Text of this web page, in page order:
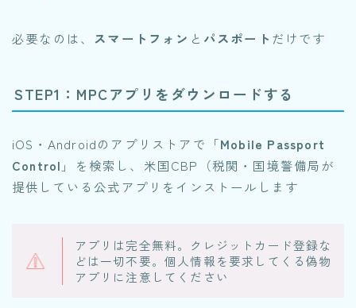
必要なのは、 スマートフォン と パスポート だけです
STEP1：MPCアプリをダウンロードする
iOS・Androidのアプリストアで「Mobile Passport
Control 」を検索し、米国CBP（税関・国境警備局が
提供している公式アプリをインストールします
アプリは完全無料。クレジットカード登録な
どは一切不要。個人情報を要求してくる偽物
アプリに注意してください